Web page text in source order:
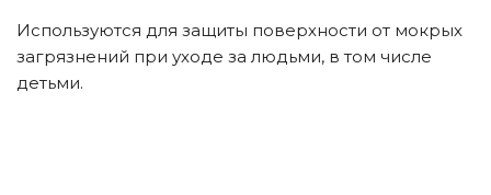
Используются для защиты поверхности от мокрых
загрязнений при уходе за людьми, в том числе
детьми.